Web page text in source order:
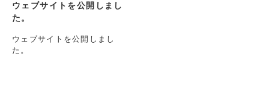
ウェブサイトを公開しまし
た。
ウェブサイトを公開しまし
た。